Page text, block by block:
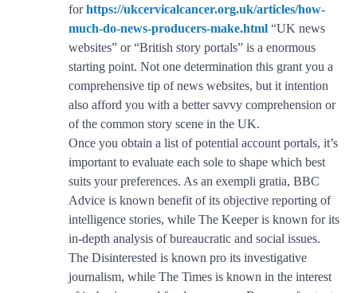
forhttps://ukcervicalcancer.org.uk/articles/how-
much-do-news-producers-make.html “UK news
websites” or “British story portals” is a enormous
starting point. Not one determination this grant you a
comprehensive tip of news websites, but it intention
also afford you with a better savvy comprehension or
of the common story scene in the UK.
Once you obtain a list of potential account portals, it’s
important to evaluate each sole to shape which best
suits your preferences. As an exempli gratia, BBC
Advice is known benefit of its objective reporting of
intelligence stories, while The Keeper is known for its
in-depth analysis of bureaucratic and social issues.
The Disinterested is known pro its investigative
journalism, while The Times is known in the interest